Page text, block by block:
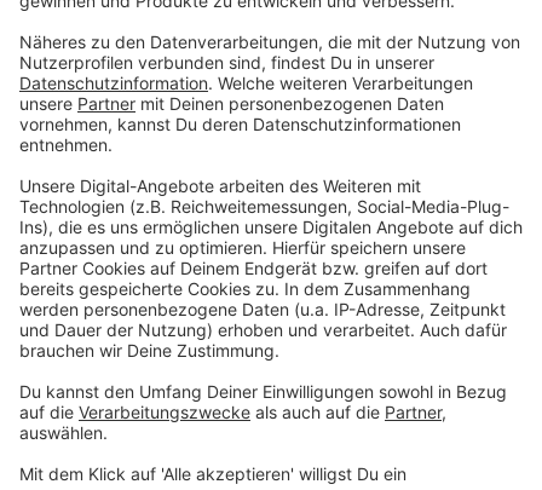
Auftritte. Sie will, wie der Albumname verrät, ihr
ganzes Publikum zum Tanzen bringen. Damit das
gelingt, musste sie sogar ihre Band aufstocken. Sie
braucht neben ihrer Stimme treibende Beats, um das
ganze Publikum in Bewegung zu versetzen. Wer
spätestens jetzt Lust darauf bekommen hat, kann sich
nochTickets für das Konzert in Köln kaufen.
Anzeige
Nicht nur Musikerin... Yvonne Catterfeld ist
auch Jurorin beim ESC Vorentscheid.
Anzeige